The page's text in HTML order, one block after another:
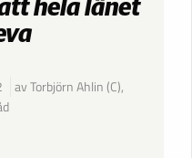
hela länet
av Torbjörn Ahlin (C),